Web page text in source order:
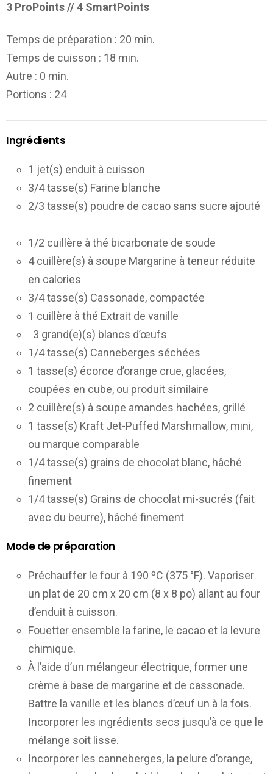
3 ProPoints // 4 SmartPoints
Temps de préparation : 20 min.
Temps de cuisson : 18 min.
Autre : 0 min.
Portions : 24
Ingrédients
1 jet(s) enduit à cuisson
3/4 tasse(s) Farine blanche
2/3 tasse(s) poudre de cacao sans sucre ajouté
1/2 cuillère à thé bicarbonate de soude
4 cuillère(s) à soupe Margarine à teneur réduite
en calories
3/4 tasse(s) Cassonade, compactée
1 cuillère à thé Extrait de vanille
3 grand(e)(s) blancs d’œufs
1/4 tasse(s) Canneberges séchées
1 tasse(s) écorce d’orange crue, glacées,
coupées en cube, ou produit similaire
2 cuillère(s) à soupe amandes hachées, grillé
1 tasse(s) Kraft Jet-Puffed Marshmallow, mini,
ou marque comparable
1/4 tasse(s) grains de chocolat blanc, hâché
finement
1/4 tasse(s) Grains de chocolat mi-sucrés (fait
avec du beurre), hâché finement
Mode de préparation
Préchauffer le four à 190 ºC (375 °F). Vaporiser
un plat de 20 cm x 20 cm (8 x 8 po) allant au four
d’enduit à cuisson.
Fouetter ensemble la farine, le cacao et la levure
chimique.
À l’aide d’un mélangeur électrique, former une
crème à base de margarine et de cassonade.
Battre la vanille et les blancs d’œuf un à la fois.
Incorporer les ingrédients secs jusqu’à ce que le
mélange soit lisse.
Incorporer les canneberges, la pelure d’orange,